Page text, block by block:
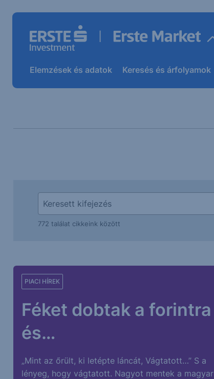
Elemzések és adatok Keresés és árfolyamok
772 találat cikkeink között
Féket dobtak a forintra
és…
PIACI HÍREK
„Mint az őrült, ki letépte láncát, Vágtatott…” S a
lényeg, hogy vágtatott. Nagyot mentek a magyar